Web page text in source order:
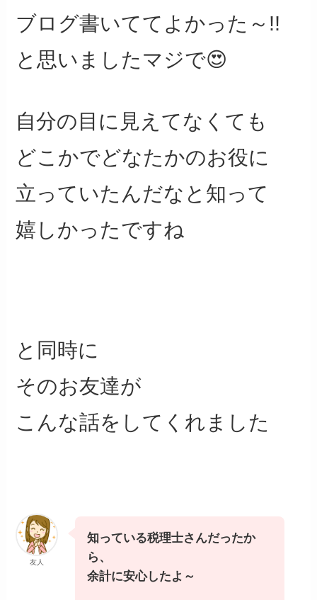
ブログ書いててよかった～!!
と思いましたマジで😍
自分の目に見えてなくても
どこかでどなたかのお役に
立っていたんだなと知って
嬉しかったですね
と同時に
そのお友達が
こんな話をしてくれました
友人
知っている税理士さんだったか
ら、
余計に安心したよ～